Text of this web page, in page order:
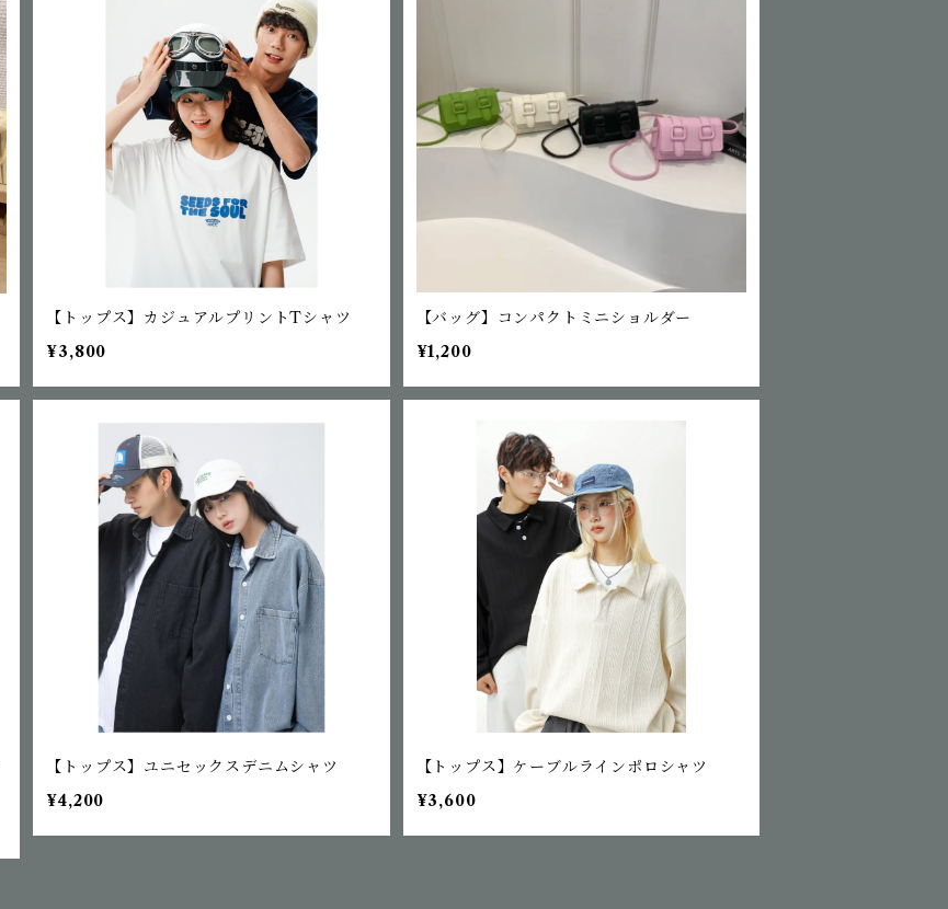
【トップス】カジュアルプリントTシャツ
¥3,800
【バッグ】コンパクトミニショルダー
¥1,200
【トップス】ユニセックスデニムシャツ
¥4,200
【トップス】ケーブルラインポロシャツ
¥3,600